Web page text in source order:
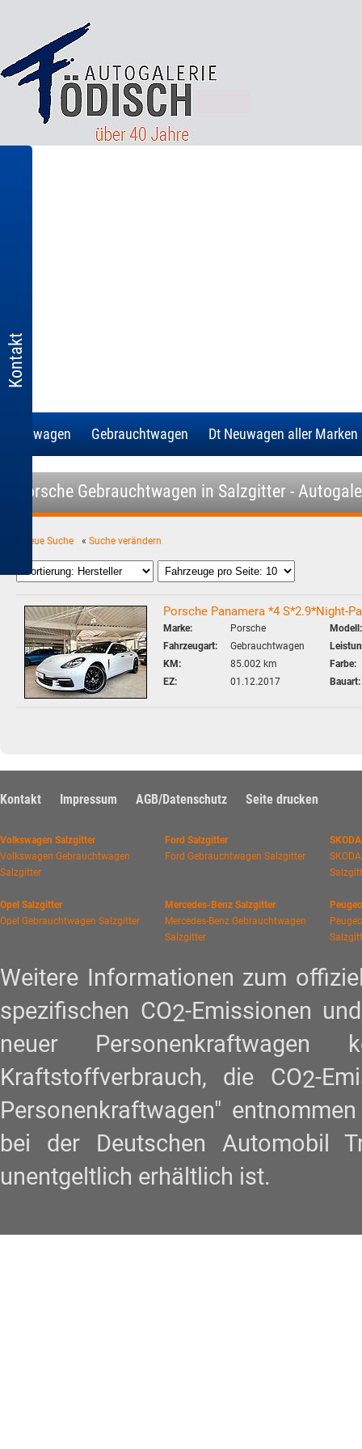
Kontakt
Neuwagen Gebrauchtwagen Dt Neuwagen aller Marken
Porsche Gebrauchtwagen in Salzgitter -
neue Suche « Suche verändern
Porsche Panamera *4 S*2.9*Night-
Marke:
Porsche
Fahrzeugart:
Gebrauchtwagen
KM:
85.002 km
EZ:
01.12.2017
Modell:
Farbe:
Bauart:
Kontakt Impressum AGB/Datenschutz Seite drucken
Volkswagen Salzgitter
Volkswagen Gebrauchtwagen
Salzgitter
Ford Salzgitter
Ford Gebrauchtwagen Salzgitter
Opel Salzgitter
Opel Gebrauchtwagen Salzgitter
Mercedes-Benz Salzgitter
Mercedes-Benz Gebrauchtwagen
Salzgitter
Weitere Informationen zum
spezifischen CO2-Emissionen
neuer
Kraftstoffverbrauch, die CO2-
Personenkraftwagen"
bei der Deutschen Automobil
unentgeltlich erhältlich ist.